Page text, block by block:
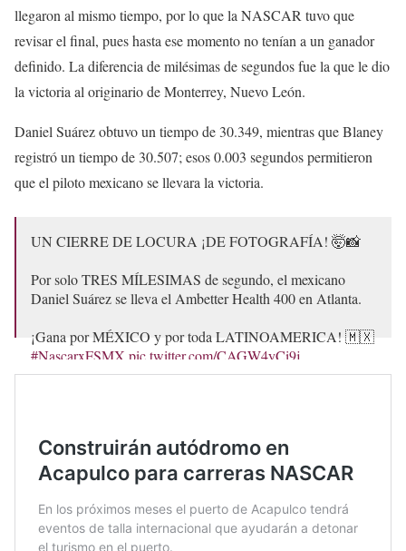
llegaron al mismo tiempo, por lo que la NASCAR tuvo que
revisar el final, pues hasta ese momento no tenían a un ganador
definido. La diferencia de milésimas de segundos fue la que le dio
la victoria al originario de Monterrey, Nuevo León.
Daniel Suárez obtuvo un tiempo de 30.349, mientras que Blaney
registró un tiempo de 30.507; esos 0.003 segundos permitieron
que el piloto mexicano se llevara la victoria.
UN CIERRE DE LOCURA ¡DE FOTOGRAFÍA! 🤯📸
Por solo TRES MÍLESIMAS de segundo, el mexicano
Daniel Suárez se lleva el Ambetter Health 400 en Atlanta.
¡Gana por MÉXICO y por toda LATINOAMERICA! 🇲🇽
#NascarxFSMX pic.twitter.com/CAGW4yCi9j